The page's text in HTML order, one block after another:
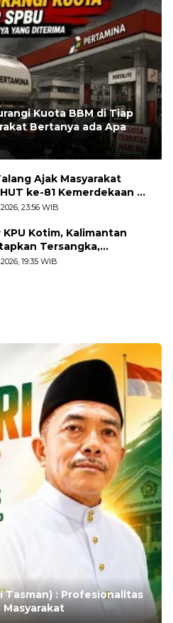
Kuota BBM di Tiap
Bertanya ada Apa
11:03 WIB
Ajak Masyarakat
ke-81 Kemerdekaan RI
Bendera Merah
23:56 WIB
Kotim, Kalimantan
Tersangka,
ditaksir 10 Milyard
19:35 WIB
: Profesionalitas